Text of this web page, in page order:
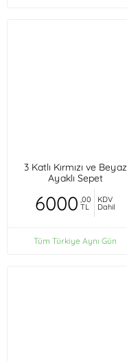
3 Katlı Kırmızı ve Beyaz
Ayaklı Sepet
6000 ,00
TL
KDV
Dahil
Tüm Türkiye Aynı Gün